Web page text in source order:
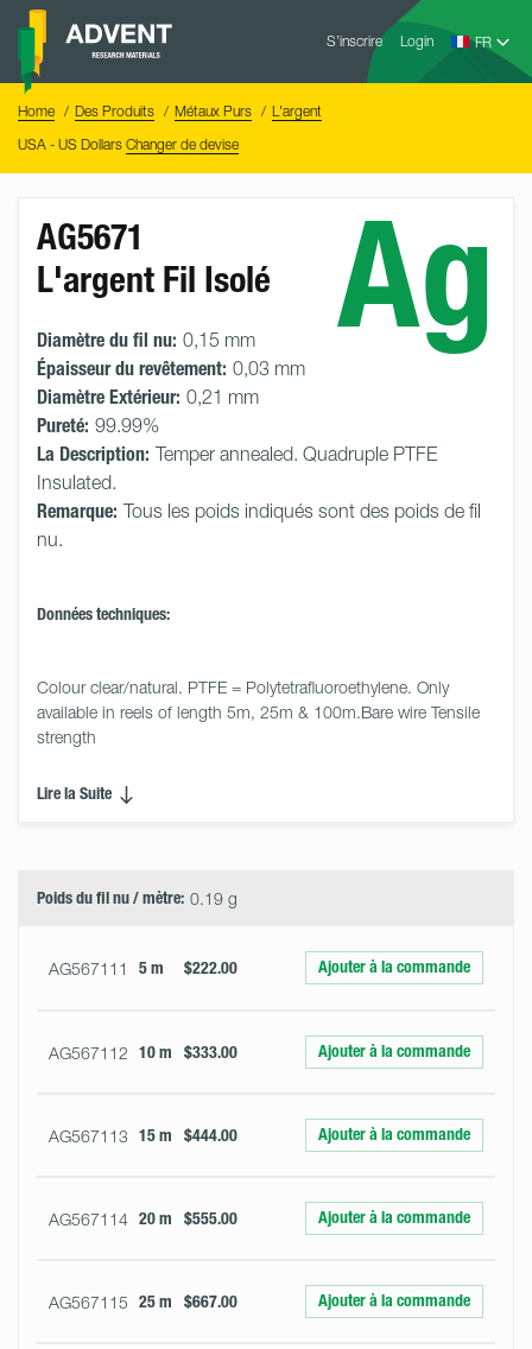
Skip
content
S’inscrire Login
Advent
Home Des Produits Métaux Purs
L'argent
USA - US Dollars Changer de devise
Ag
AG5671
L'argent Fil Isolé
Diamètre du fil nu: 0,15 mm
Épaisseur du revêtement: 0,03 mm
Diamètre Extérieur: 0,21 mm
Pureté: 99.99%
La Description: Temper annealed. Quadruple PTFE
Insulated.
Remarque: Tous les poids indiqués sont des poids de fil
nu.
Données techniques:
Colour clear/natural. PTFE = Polytetrafluoroethylene. Only
available in reels of length 5m, 25m & 100m.Bare wire Tensile
strength
Lire la Suite
Poids du fil nu / mètre: 0.19 g
AG567111 5 m $222.00 Ajouter à la commande
AG567112 10 m $333.00 Ajouter à la commande
AG567113 15 m $444.00 Ajouter à la commande
AG567114 20 m $555.00 Ajouter à la commande
AG567115 25 m $667.00 Ajouter à la commande